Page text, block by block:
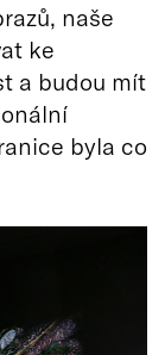
naše
ke
a budou mít
byla co